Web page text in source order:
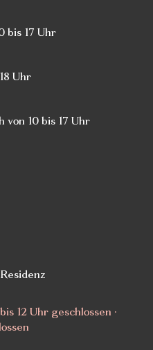
bis 17 Uhr
Uhr
von 10 bis 17 Uhr
12 Uhr geschlossen ·